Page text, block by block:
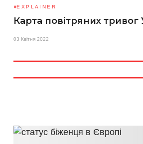
EXPLAINER
Карта повітряних тривог
03 Квітня 2022